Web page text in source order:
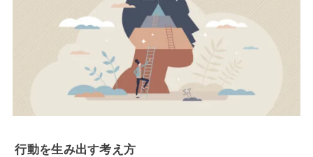
行動を生み出す考え方